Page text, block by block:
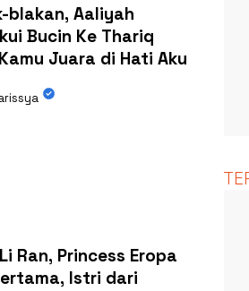
blakan, Aaliyah
Bucin Ke Thariq
Juara di Hati Aku
Ran, Princess Eropa
Istri dari